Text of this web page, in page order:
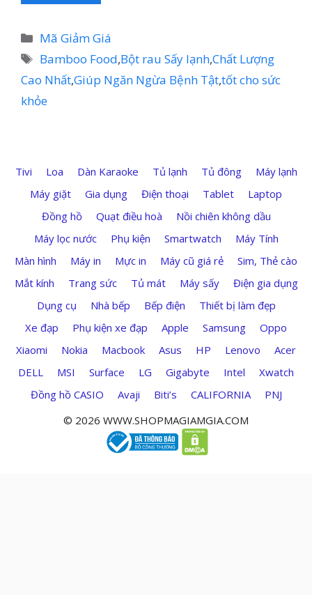
Danh
mục
Mã Giảm Giá
Thẻ
Bamboo Food,Bột rau Sấy lạnh,Chất Lượng
Cao Nhất,Giúp Ngăn Ngừa Bệnh Tật,tốt cho sức
khỏe
Tivi Loa Dàn Karaoke Tủ lạnh Tủ đông
Máy lạnh
Máy giặt
Gia dụng Điện thoại Tablet
Laptop
Đồng hồ
Quạt điều hoà
Nồi chiên không dầu
Máy lọc nước
Phụ kiện Smartwatch
Máy Tính
Màn hình
Máy in Mực in Máy cũ giá rẻ
Sim, Thẻ cào
Mắt kính
Trang sức Tủ mát Máy sấy
Điện gia dụng
Dụng cụ
Nhà bếp Bếp điện
Thiết bị làm đẹp
Xe đạp
Phụ kiện xe đạp Apple Samsung
Oppo
Xiaomi
Nokia Macbook Asus HP Lenovo
Acer
DELL
MSI Surface LG Gigabyte Intel
Xwatch
Đồng hồ CASIO
Avaji Biti’s CALIFORNIA
PNJ
© 2026 WWW.SHOPMAGIAMGIA.COM